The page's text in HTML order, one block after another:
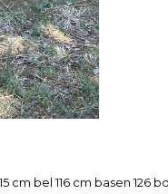
cm bel 116 cm basen 126